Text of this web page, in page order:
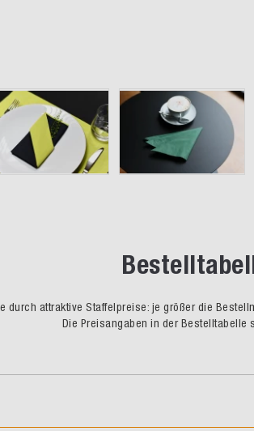
durch attraktive Staffelpreise: je größer die
Die Preisangaben in der Bestelltabelle